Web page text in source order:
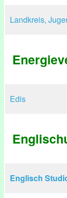
Landkreis,
Edis
Englisch